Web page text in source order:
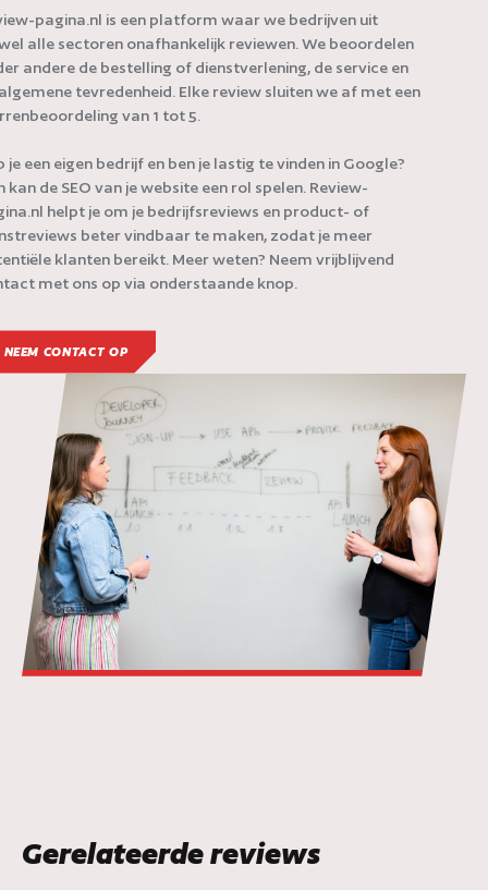
pagina.nl is een platform waar we bedrijven uit
alle sectoren onafhankelijk reviewen. We beoordelen
andere de bestelling of dienstverlening, de service en
tevredenheid. Elke review sluiten we af met een
van 1 tot 5.
je een eigen bedrijf en ben je lastig te vinden in Google?
kan de SEO van je website een rol spelen. Review-
helpt je om je bedrijfsreviews en product- of
beter vindbaar te maken, zodat je meer
klanten bereikt. Meer weten? Neem vrijblijvend
met ons op via onderstaande knop.
NEEM CONTACT OP
Gerelateerde reviews